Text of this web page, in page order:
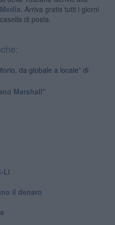
Arriva gratis tutti i giorni
di posta.
da globale a locale” di
Marshall"
Li
il denaro